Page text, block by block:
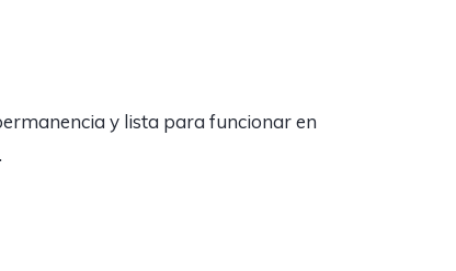
y lista para funcionar en